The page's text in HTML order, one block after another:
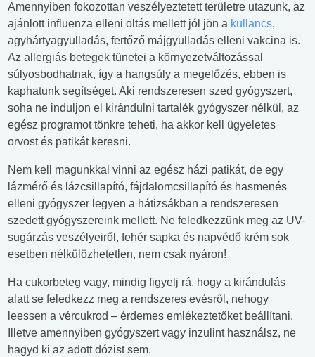
Amennyiben fokozottan veszélyeztetett területre utazunk, az
ajánlott influenza elleni oltás mellett jól jön a kullancs,
agyhártyagyulladás, fertőző májgyulladás elleni vakcina is.
Az allergiás betegek tünetei a környezetváltozással
súlyosbodhatnak, így a hangsúly a megelőzés, ebben is
kaphatunk segítséget. Aki rendszeresen szed gyógyszert,
soha ne induljon el kirándulni tartalék gyógyszer nélkül, az
egész programot tönkre teheti, ha akkor kell ügyeletes
orvost és patikát keresni.
Nem kell magunkkal vinni az egész házi patikát, de egy
lázmérő és lázcsillapító, fájdalomcsillapító és hasmenés
elleni gyógyszer legyen a hátizsákban a rendszeresen
szedett gyógyszereink mellett. Ne feledkezzünk meg az UV-
sugárzás veszélyeiről, fehér sapka és napvédő krém sok
esetben nélkülözhetetlen, nem csak nyáron!
Ha cukorbeteg vagy, mindig figyelj rá, hogy a kirándulás
alatt se feledkezz meg a rendszeres evésről, nehogy
leessen a vércukrod – érdemes emlékeztetőket beállítani.
Illetve amennyiben gyógyszert vagy inzulint használsz, ne
hagyd ki az adott dózist sem.